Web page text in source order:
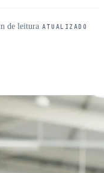
de leitura· ATUALIZADO